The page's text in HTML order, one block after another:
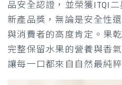
品安全認證，並榮獲ITQI
新產品獎，無論是安全性
與消費者的高度肯定。果
完整保留水果的營養與香
讓每一口都來自自然最純粹